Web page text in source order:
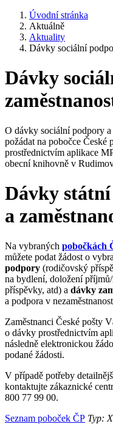
Úvodní stránka
Aktuálně
Aktuality
Dávky sociální
Dávky
O dávky sociální podpory a
požádat na pobočce
prostřednictvím aplikace
obecní knihovně v
Dávky
a
Na vybraných pobočkách
můžete podat žádost o
podpory (rodičovský
na bydlení, doložení
příspěvky, atd) a dávky
a podpora v
Zaměstnanci České pošty
o dávky prostřednictvím
následně elektronickou
podané žádosti.
V případě potřeby
kontaktujte zákaznické
800 77 99 00.
Seznam poboček ČP Typ: